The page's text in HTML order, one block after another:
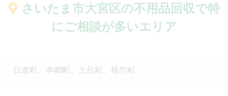
さいたま市大宮区の不用品回収で特
にご相談が多いエリア
日進町、本郷町、土呂町、植竹町